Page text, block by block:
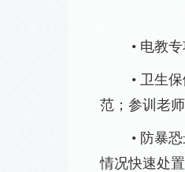
• 电教
• 卫生
范 ； 参训老
• 防暴
情况快速处置